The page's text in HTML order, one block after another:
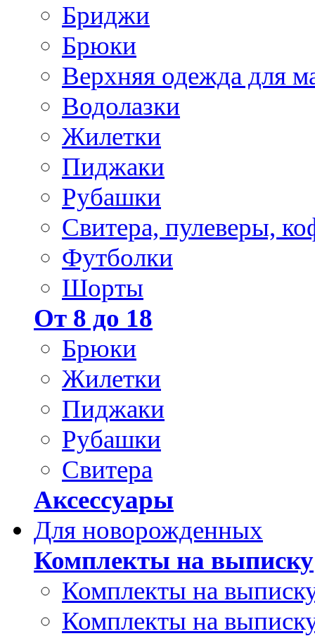
Бриджи
Брюки
Верхняя одежда для
Водолазки
Жилетки
Пиджаки
Рубашки
Свитера, пулеверы,
Футболки
Шорты
От 8 до 18
Брюки
Жилетки
Пиджаки
Рубашки
Свитера
Аксессуары
Для новорожденных
Комплекты на выписку
Комплекты на
Комплекты на